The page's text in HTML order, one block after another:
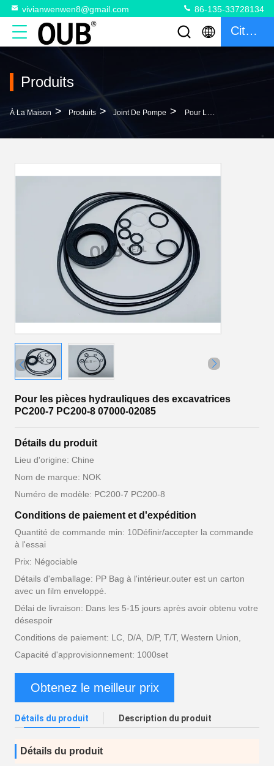
vivianwenwen8@gmail.com 86-135-33728134
Citation
Produits
À La Maison > Produits > Joint De Pompe > Pour Les Pièces Hydrauliques Des Excavatrices PC200-7 PC200-8 07000-02085
Pour les pièces hydrauliques des excavatrices
PC200-7 PC200-8 07000-02085
Détails du produit
Lieu d'origine: Chine
Nom de marque: NOK
Numéro de modèle: PC200-7 PC200-8
Conditions de paiement et d'expédition
Quantité de commande min: 10Définir/accepter la commande
à l'essai
Prix: Négociable
Détails d'emballage: PP Bag à l'intérieur.outer est un carton
avec un film enveloppé.
Délai de livraison: Dans les 5-15 jours après avoir obtenu votre
désespoir
Conditions de paiement: LC, D/A, D/P, T/T, Western Union,
Capacité d'approvisionnement: 1000set
Obtenez le meilleur prix
Détails du produit Description du produit
Détails du produit